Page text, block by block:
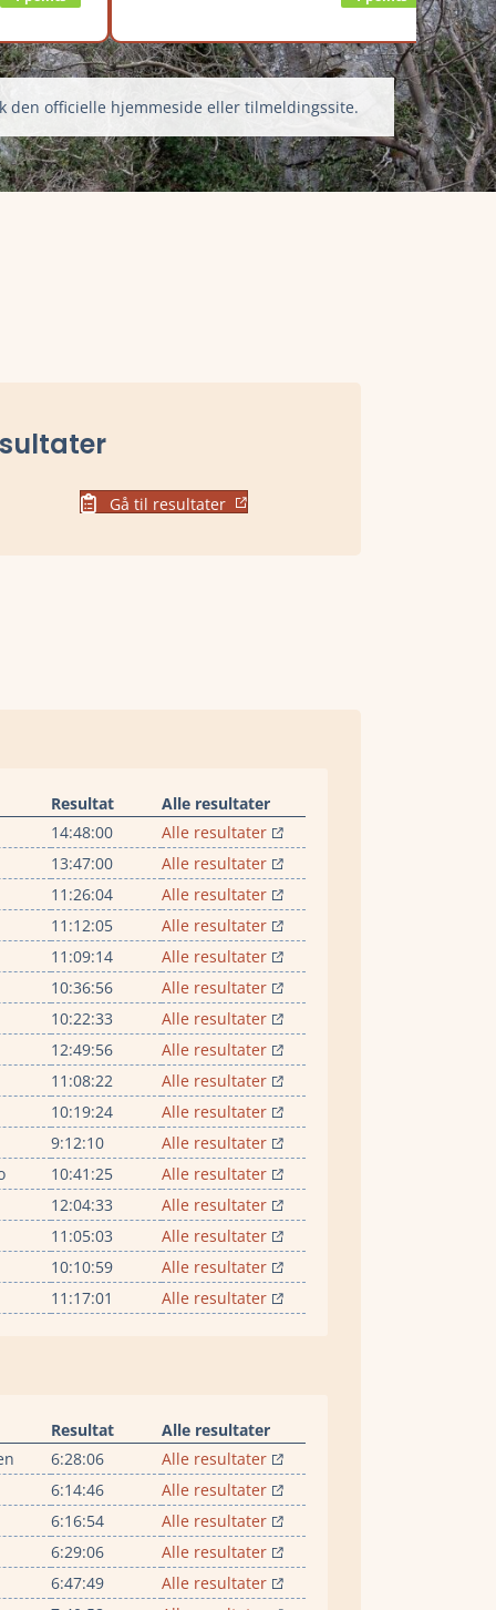
den officielle hjemmeside eller tilmeldingssite.
Gå til resultater
Resultat
Alle resultater
14:48:00
Alle resultater
13:47:00
Alle resultater
11:26:04
Alle resultater
11:12:05
Alle resultater
11:09:14
Alle resultater
10:36:56
Alle resultater
10:22:33
Alle resultater
12:49:56
Alle resultater
11:08:22
Alle resultater
10:19:24
Alle resultater
9:12:10
Alle resultater
10:41:25
Alle resultater
12:04:33
Alle resultater
11:05:03
Alle resultater
10:10:59
Alle resultater
11:17:01
Alle resultater
Resultat
Alle resultater
6:28:06
Alle resultater
6:14:46
Alle resultater
6:16:54
Alle resultater
6:29:06
Alle resultater
6:47:49
Alle resultater